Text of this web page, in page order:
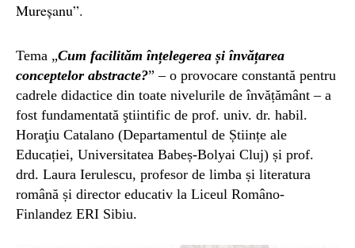
Mureșanu”.
Tema „Cum facilităm înțelegerea și învățarea
conceptelor abstracte?” – o provocare constantă pentru
cadrele didactice din toate nivelurile de învățământ – a
fost fundamentată ştiintific de prof. univ. dr. habil.
Horaţiu Catalano (Departamentul de Științe ale
Educației, Universitatea Babeș-Bolyai Cluj) și prof.
drd. Laura Ierulescu, profesor de limba și literatura
română și director educativ la Liceul Româno-
Finlandez ERI Sibiu.